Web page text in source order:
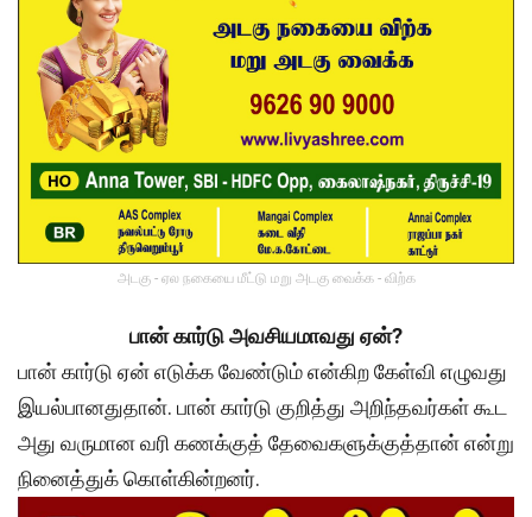
அடகு - ஏல நகையை மீட்டு மறு அடகு வைக்க - விற்க
பான் கார்டு அவசியமாவது ஏன்?
பான் கார்டு ஏன் எடுக்க வேண்டும் என்கிற கேள்வி எழுவது
இயல்பானதுதான். பான் கார்டு குறித்து அறிந்தவர்கள் கூட
அது வருமான வரி கணக்குத் தேவைகளுக்குத்தான் என்று
நினைத்துக் கொள்கின்றனர்.